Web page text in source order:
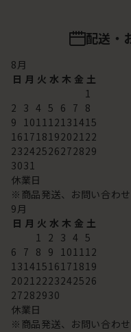
配送・
8月
日 月 火 水 木 金 土
1
2 3 4 5 6 7 8
9 101112131415
16171819202122
23242526272829
3031
休業日
※商品発送、お問い合わせ
9月
日 月 火 水 木 金 土
1 2 3 4 5
6 7 8 9 101112
13141516171819
20212223242526
27282930
休業日
※商品発送、お問い合わせ